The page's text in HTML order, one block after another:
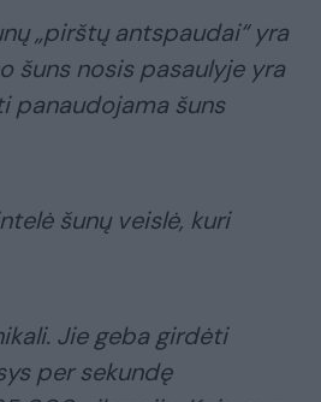
„pirštų antspaudai“ yra
šuns nosis pasaulyje yra
panaudojama šuns
šunų veislė, kuri
Jie geba girdėti
per sekundę